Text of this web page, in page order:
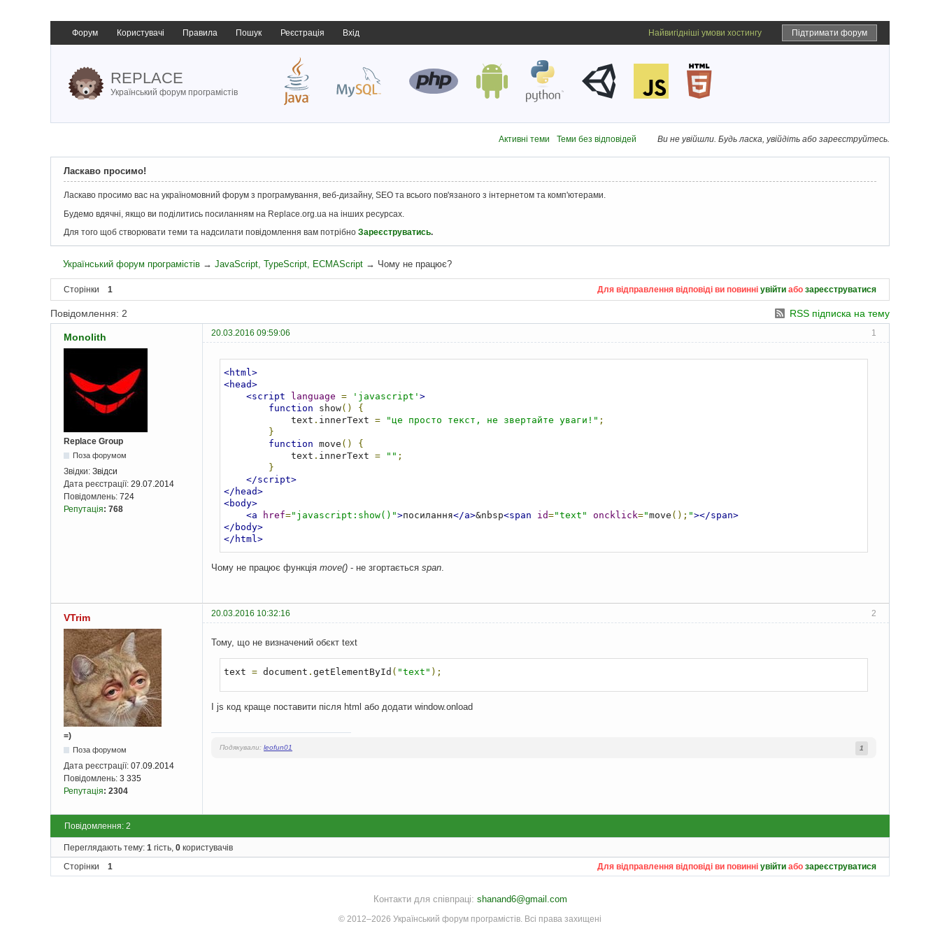
Форум Користувачі Правила Пошук Реєстрація Вхід Підтримати форум
Найвигідніші умови хостингу
REPLACE
Український форум програмістів
Ви не увійшли. Будь ласка, увійдіть або зареєструйтесь.
Активні теми Теми без відповідей
Ласкаво просимо!
Ласкаво просимо вас на україномовний форум з програмування, веб-дизайну, SEO та всього пов'язаного з інтернетом та комп'ютерами.
Будемо вдячні, якщо ви поділитись посиланням на Replace.org.ua на інших ресурсах.
Для того щоб створювати теми та надсилати повідомлення вам потрібно Зареєструватись.
Український форум програмістів →JavaScript, TypeScript, ECMAScript → Чому не працює?
Сторінки 1 Для відправлення відповіді ви повинні увійти або зареєструватися
RSS підписка на тему
Повідомлення: 2
1
Monolith 20.03.2016 09:59:06
Replace Group
Поза форумом
Звідки: Звідси
Дата реєстрації: 29.07.2014
Повідомлень: 724
Репутація: 768
<html>
<head>
<script
language = 'javascript' >
function show()
{
            text
. innerText = "це просто текст, не звертайте уваги!" ;
}
function move ()
{
            text
. innerText = "" ;
}
</script>
</head>
<body>
<a
href="javascript:show()">посилання</a>&nbsp<span id="text" oncklick="move (); "></span>
</body>
</html>
Чому не працює функція move() - не згортається span.
2
VTrim 20.03.2016 10:32:16
=)
Поза форумом
Дата реєстрації: 07.09.2014
Повідомлень: 3 335
Репутація: 2304
Тому, що не визначений обєкт text
text = document . getElementById ( "text" );
І js код краще поставити після html або додати window.onload
Подякували: leofun01 1
Повідомлення: 2
Переглядають тему: 1 гість, 0 користувачів
Сторінки
1 Для відправлення відповіді ви повинні увійти або зареєструватися
Контакти для співпраці: shanand6@gmail.com
© 2012–2026 Український форум програмістів. Всі права захищені